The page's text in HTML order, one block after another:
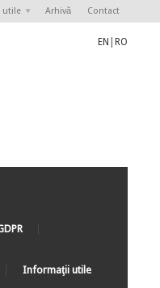
utile Arhivă Contact
EN RO
Informaţii utile